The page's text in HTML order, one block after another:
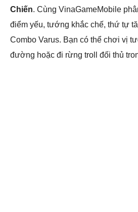
Chiến. Cùng VinaGameMobile
điểm yếu, tướng khắc chế, thứ tự
Combo Varus. Bạn có thể chơi vị
đường hoặc đi rừng troll đối thủ